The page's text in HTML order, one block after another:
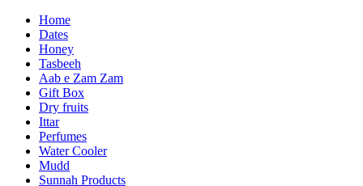
Home
Dates
Honey
Tasbeeh
Aab e Zam Zam
Gift Box
Dry fruits
Ittar
Perfumes
Water Cooler
Mudd
Sunnah Products